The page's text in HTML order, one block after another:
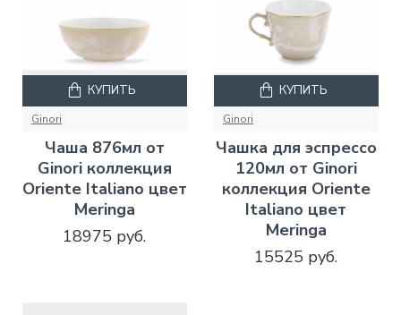
Ginori
Чаша 876мл от
Ginori коллекция
Oriente Italiano цвет
Meringa
18975 руб.
КУПИТЬ
Ginori
Чашка для эспрессо
120мл от Ginori
коллекция Oriente
Italiano цвет
Meringa
15525 руб.
КУПИТЬ